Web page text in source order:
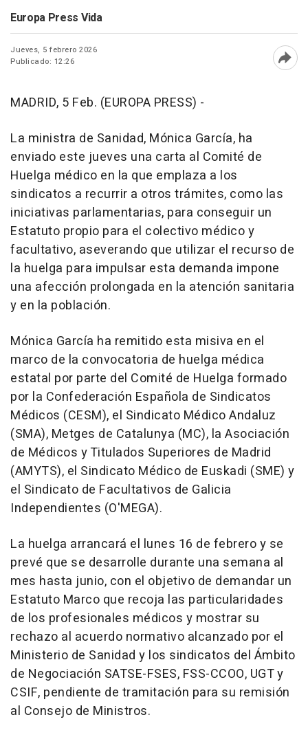
Europa Press Vida
Jueves, 5 febrero 2026
Publicado: 12:26
MADRID, 5 Feb. (EUROPA PRESS) -
La ministra de Sanidad, Mónica García, ha
enviado este jueves una carta al Comité de
Huelga médico en la que emplaza a los
sindicatos a recurrir a otros trámites, como las
iniciativas parlamentarias, para conseguir un
Estatuto propio para el colectivo médico y
facultativo, aseverando que utilizar el recurso de
la huelga para impulsar esta demanda impone
una afección prolongada en la atención sanitaria
y en la población.
Mónica García ha remitido esta misiva en el
marco de la convocatoria de huelga médica
estatal por parte del Comité de Huelga formado
por la Confederación Española de Sindicatos
Médicos (CESM), el Sindicato Médico Andaluz
(SMA), Metges de Catalunya (MC), la Asociación
de Médicos y Titulados Superiores de Madrid
(AMYTS), el Sindicato Médico de Euskadi (SME) y
el Sindicato de Facultativos de Galicia
Independientes (O'MEGA).
La huelga arrancará el lunes 16 de febrero y se
prevé que se desarrolle durante una semana al
mes hasta junio, con el objetivo de demandar un
Estatuto Marco que recoja las particularidades
de los profesionales médicos y mostrar su
rechazo al acuerdo normativo alcanzado por el
Ministerio de Sanidad y los sindicatos del Ámbito
de Negociación SATSE-FSES, FSS-CCOO, UGT y
CSIF, pendiente de tramitación para su remisión
al Consejo de Ministros.